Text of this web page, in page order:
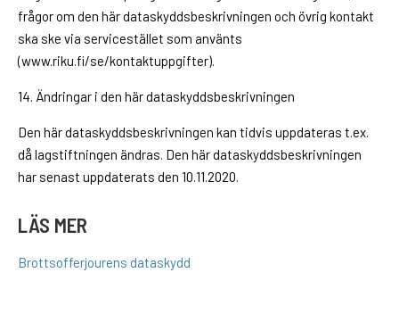
frågor om den här dataskyddsbeskrivningen och övrig kontakt
ska ske via servicestället som använts
(www.riku.fi/se/kontaktuppgifter).
14. Ändringar i den här dataskyddsbeskrivningen
Den här dataskyddsbeskrivningen kan tidvis uppdateras t.ex.
då lagstiftningen ändras. Den här dataskyddsbeskrivningen
har senast uppdaterats den 10.11.2020.
LÄS MER
Brottsofferjourens dataskydd